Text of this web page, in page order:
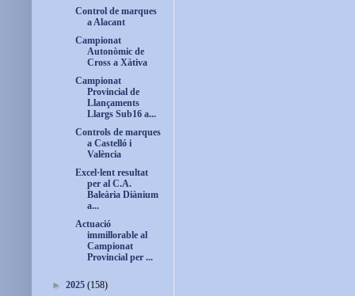
Control de marques
a Alacant
Campionat
Autonòmic de
Cross a Xàtiva
Campionat
Provincial de
Llançaments
Llargs Sub16 a...
Controls de marques
a Castelló i
València
Excel·lent resultat
per al C.A.
Baleària Diànium
a...
Actuació
immillorable al
Campionat
Provincial per ...
► 2025 (158)